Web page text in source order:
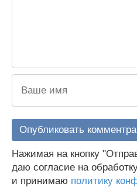
Нажимая на кнопку
даю согласие на
и принимаю политику